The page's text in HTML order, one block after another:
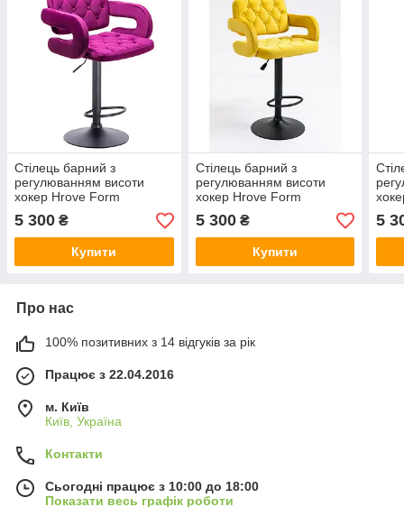
Стілець барний з
регулюванням висоти
хокер Hrove Form
HR8403W графіт велюр
чорна основа
5 300 ₴
Купити
Стілець барний з
регулюванням висоти
хокер Hrove Form
HR8403W жовтий велюр
чорна основа
5 300₴
Купити
5
Про нас
100% позитивних з 14 відгуків за рік
Працює з 22.04.2016
м. Київ
Київ, Україна
Контакти
Сьогодні працює з 10:00 до 18:00
Показати весь графік роботи